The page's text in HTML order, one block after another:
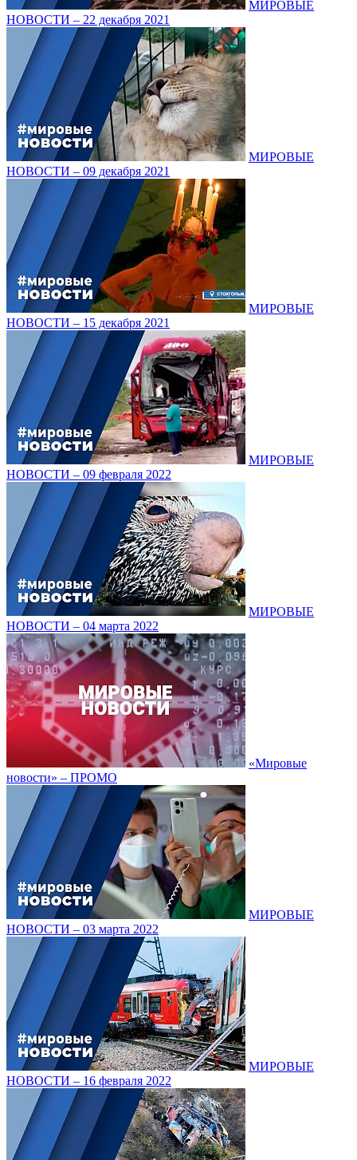
МИРОВЫЕ
НОВОСТИ – 22 декабря 2021
МИРОВЫЕ
НОВОСТИ – 09 декабря 2021
МИРОВЫЕ
НОВОСТИ – 15 декабря 2021
МИРОВЫЕ
НОВОСТИ – 09 февраля 2022
МИРОВЫЕ
НОВОСТИ – 04 марта 2022
«Мировые
новости» – ПРОМО
МИРОВЫЕ
НОВОСТИ – 03 марта 2022
МИРОВЫЕ
НОВОСТИ – 16 февраля 2022